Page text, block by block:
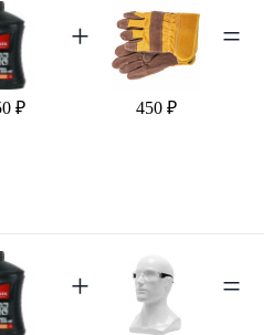
₽
+
450 ₽
=
+ =